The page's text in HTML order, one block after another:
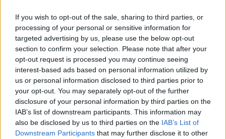
If you wish to opt-out of the sale, sharing to third parties, or
processing of your personal or sensitive information for
targeted advertising by us, please use the below opt-out
section to confirm your selection. Please note that after your
opt-out request is processed you may continue seeing
interest-based ads based on personal information utilized by
us or personal information disclosed to third parties prior to
your opt-out. You may separately opt-out of the further
disclosure of your personal information by third parties on the
IAB’s list of downstream participants. This information may
also be disclosed by us to third parties on the IAB’s List of
Downstream Participants that may further disclose it to other
komunálních čistíren odpadních vod z evropského programu
PHARECBS v přepočtu kolem 300 milionů korun. Uvedl to pro ČIA
starosta MostuJiří Šulc (ODS). Mostecký starosta dnes v Berlíně,
kde se koná slavnostní zasedání fondu PHARE CBS, podepsal
smlouvu o poskytnutí výše uvedené dotace.
Kužvart slíbil pomoc pro Krkonoše
23.10.2000 09:50 | VRCHLABÍ ( ČIA )
Pomoc obcím prosadit změny v chystaném generelu Krkonoš slíbil
v neděli 22. října starostůmministr životního prostředíMiloš
Kužvart. Do týdne se chystá oslovit v této souvislostiministra pro
místní rozvojPetra Lachnita. "Je nutné, aby zástupci obcí mohli do